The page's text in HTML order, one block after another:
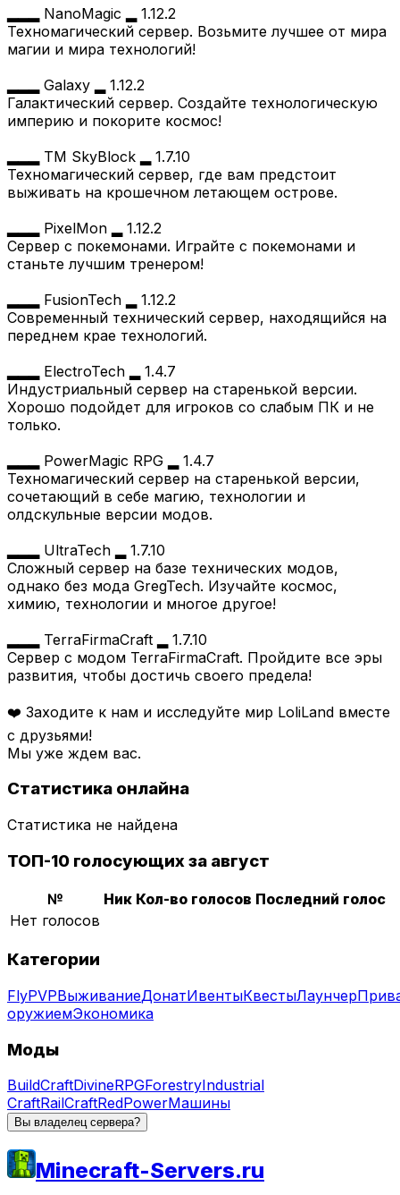
▂▂▂ NanoMagic ▂ 1.12.2
Техномагический сервер. Возьмите лучшее от мира
магии и мира технологий!
▂▂▂ Galaxy ▂ 1.12.2
Галактический сервер. Создайте технологическую
империю и покорите космос!
▂▂▂ TM SkyBlock ▂ 1.7.10
Техномагический сервер, где вам предстоит
выживать на крошечном летающем острове.
▂▂▂ PixelMon ▂ 1.12.2
Сервер с покемонами. Играйте с покемонами и
станьте лучшим тренером!
▂▂▂ FusionTech ▂ 1.12.2
Современный технический сервер, находящийся на
переднем крае технологий.
▂▂▂ ElectroTech ▂ 1.4.7
Индустриальный сервер на старенькой версии.
Хорошо подойдет для игроков со слабым ПК и не
только.
▂▂▂ PowerMagic RPG ▂ 1.4.7
Техномагический сервер на старенькой версии,
сочетающий в себе магию, технологии и
олдскульные версии модов.
▂▂▂ UltraTech ▂ 1.7.10
Сложный сервер на базе технических модов,
однако без мода GregTech. Изучайте космос,
химию, технологии и многое другое!
▂▂▂ TerraFirmaCraft ▂ 1.7.10
Сервер с модом TerraFirmaCraft. Пройдите все эры
развития, чтобы достичь своего предела!
❤️ Заходите к нам и исследуйте мир LoliLand вместе
с друзьями!
Мы уже ждем вас.
Статистика онлайна
Статистика не найдена
ТОП-10 голосующих за август
№ Ник Кол-во голосов Последний голос
Нет голосов
Категории
FlyPVPВыживаниеДонатИвентыКвестыЛаунчер
оружиемЭкономика
Моды
BuildCraftDivineRPGForestryIndustrial
CraftRailCraftRedPowerМашины
Вы владелец сервера?
Minecraft-Servers.ru